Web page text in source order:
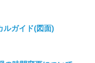
ルガイド(図面)